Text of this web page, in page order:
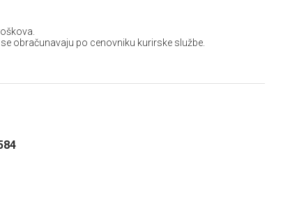
obračunavaju po cenovniku kurirske službe.